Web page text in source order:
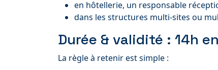
en hôtellerie, un responsable
dans les structures multi-sites ou
Durée & validité : 14h
La règle à retenir est simple :